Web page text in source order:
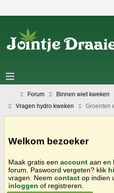
Forum Binnen wiet kweken
Vragen hydro kweken
Groenten
Welkom bezoeker
Maak gratis een account aan en
forum. Paswoord vergeten? klik
vragen. Neem contact op indien
inloggen of registreren.